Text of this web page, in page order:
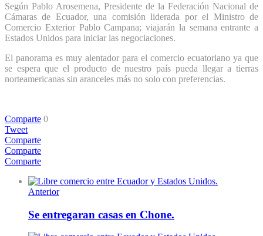
Según Pablo Arosemena, Presidente de la Federación Nacional de
Cámaras de Ecuador, una comisión liderada por el Ministro de
Comercio Exterior Pablo Campana; viajarán la semana entrante a
Estados Unidos para iniciar las negociaciones.
El panorama es muy alentador para el comercio ecuatoriano ya que
se espera que el producto de nuestro país pueda llegar a tierras
norteamericanas sin aranceles más no solo con preferencias.
Comparte 0
Tweet
Comparte
Comparte
Comparte
Anterior
Se entregaran casas en Chone.